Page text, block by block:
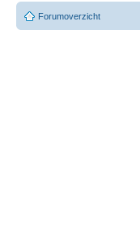
Forumoverzicht